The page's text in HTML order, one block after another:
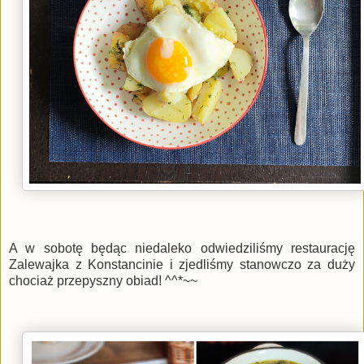
A w sobotę będąc niedaleko odwiedziliśmy restaurację
Zalewajka z Konstancinie i zjedliśmy stanowczo za duży
chociaż przepyszny obiad! ^^*~~